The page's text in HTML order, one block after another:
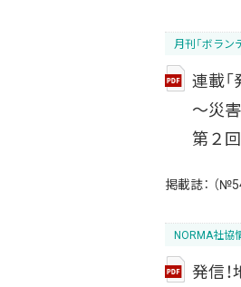
月刊「ボラン
連載
～災
第２
掲載誌： （
NORMA社協
発信